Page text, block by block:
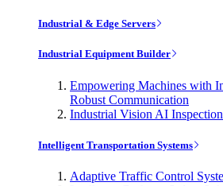
Industrial & Edge Servers
Industrial Equipment Builder
Empowering Machines with
Robust Communication
Industrial Vision AI
Intelligent Transportation Systems
Adaptive Traffic Control